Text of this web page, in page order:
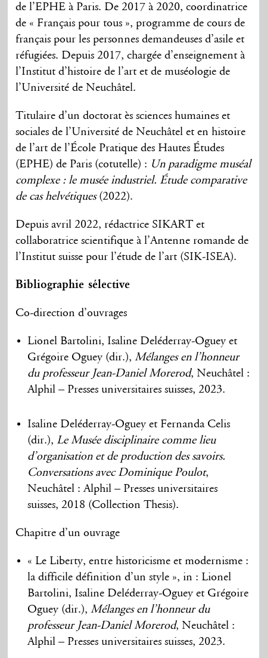
de l’EPHE à Paris. De 2017 à 2020, coordinatrice
de « Français pour tous », programme de cours de
français pour les personnes demandeuses d’asile et
réfugiées. Depuis 2017, chargée d’enseignement à
l’Institut d’histoire de l’art et de muséologie de
l’Université de Neuchâtel.
Titulaire d’un doctorat ès sciences humaines et
sociales de l’Université de Neuchâtel et en histoire
de l’art de l’École Pratique des Hautes Études
(EPHE) de Paris (cotutelle) : Un paradigme muséal
complexe : le musée industriel. Étude comparative
de cas helvétiques(2022).
Depuis avril 2022, rédactrice SIKART et
collaboratrice scientifique à l’Antenne romande de
l’Institut suisse pour l’étude de l’art (SIK-ISEA).
Bibliographie sélective
Co-direction d’ouvrages
Lionel Bartolini, Isaline Deléderray-Oguey et
Grégoire Oguey (dir.),Mélanges en l’honneur
du professeur Jean-Daniel Morerod, Neuchâtel :
Alphil – Presses universitaires suisses, 2023.
Isaline Deléderray-Oguey et Fernanda Celis
(dir.),Le Musée disciplinaire comme lieu
d’organisation et de production des savoirs.
Conversations avec Dominique Poulot,
Neuchâtel : Alphil – Presses universitaires
suisses, 2018 (Collection Thesis).
Chapitre d’un ouvrage
« Le Liberty, entre historicisme et modernisme :
la difficile définition d’un style », in : Lionel
Bartolini, Isaline Deléderray-Oguey et Grégoire
Oguey (dir.),Mélanges en l’honneur du
professeur Jean-Daniel Morerod, Neuchâtel :
Alphil – Presses universitaires suisses, 2023.